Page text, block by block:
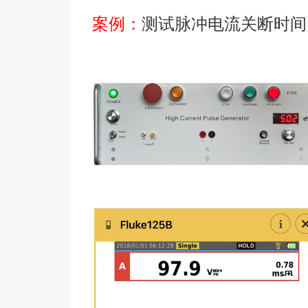
案例： 测试脉冲电流关断时间